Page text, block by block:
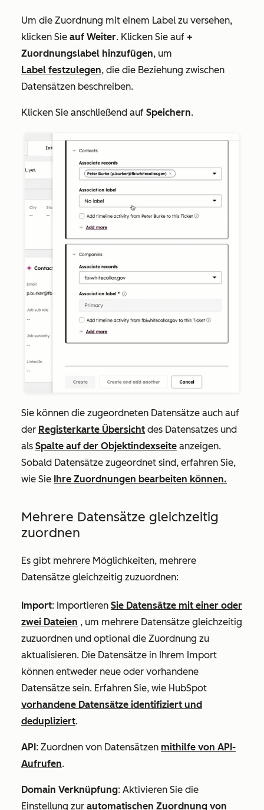
Um die Zuordnung mit einem Label zu versehen,
klicken Sie auf Weiter. Klicken Sie auf +
Zuordnungslabel hinzufügen, um
Label festzulegen, die die Beziehung zwischen
Datensätzen beschreiben.
Klicken Sie anschließend auf Speichern.
Sie können die zugeordneten Datensätze auch auf
der Registerkarte Übersicht des Datensatzes und
als Spalte auf der Objektindexseite anzeigen.
Sobald Datensätze zugeordnet sind, erfahren Sie,
wie Sie Ihre Zuordnungen bearbeiten können.
Mehrere Datensätze gleichzeitig
zuordnen
Es gibt mehrere Möglichkeiten, mehrere
Datensätze gleichzeitig zuzuordnen:
Import: Importieren Sie Datensätze mit einer oder
zwei Dateien , um mehrere Datensätze gleichzeitig
zuzuordnen und optional die Zuordnung zu
aktualisieren. Die Datensätze in Ihrem Import
können entweder neue oder vorhandene
Datensätze sein. Erfahren Sie, wie HubSpot
vorhandene Datensätze identifiziert und
dedupliziert.
API: Zuordnen von Datensätzen mithilfe von API-
Aufrufen.
Domain Verknüpfung: Aktivieren Sie die
Einstellung zur automatischen Zuordnung von